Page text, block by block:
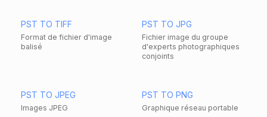
PST TO TIFF
Format de fichier d'image
balisé
PST TO JPG
Fichier image du groupe
d'experts photographiques
conjoints
PST TO JPEG
Images JPEG
PST TO PNG
Graphique réseau portable